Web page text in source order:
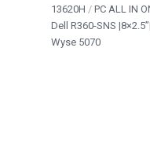
13620H
PC ALL IN
Dell R360-SNS |8×2.5”|
Wyse 5070